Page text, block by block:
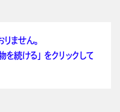
ません。
続ける」 をクリックして